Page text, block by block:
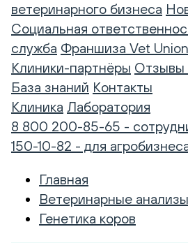
ветеринарного бизнеса
Социальная
служба Франшиза Vet Union
Клиники-партнёры Отзывы
База знаний Контакты
Клиника Лаборатория
8 800 200-85-65 -
150-10-82 - для
Главная
Ветеринарные анализы
Генетика коров